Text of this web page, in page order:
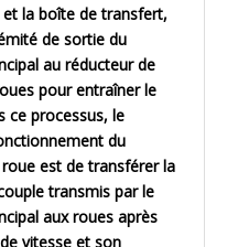
la boîte de transfert,
de sortie du
au réducteur de
pour entraîner le
ce processus, le
du
est de transférer la
transmis par le
aux roues après
vitesse et son